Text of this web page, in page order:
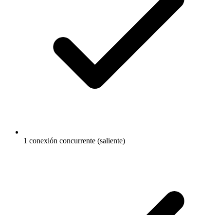
1 conexión concurrente (saliente)